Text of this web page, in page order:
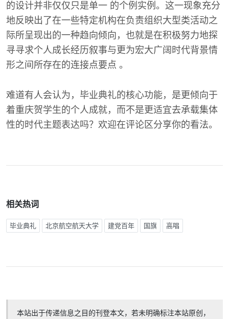
的设计并非仅仅只是单一 的个例实例。这一现象充分
地反映出了在一些特定机构在负责组织大型类活动之
际所呈现出的一种趋向倾向，也就是在积极努力地探
寻寻求个人成长经历叙事与更为宏大广阔时代背景情
形之间所存在的连接点要点 。
难道有人会认为，毕业典礼的核心功能，是更倾向于
着重庆贺学生的个人成就，而不是更适宜去承载集体
性的时代主题表达吗？欢迎在评论区分享你的看法。
相关热词
毕业典礼 北京航空航天大学 建党百年 国旗 高唱
本站出于传递信息之目的刊登本文，若未明确标注本站原创，